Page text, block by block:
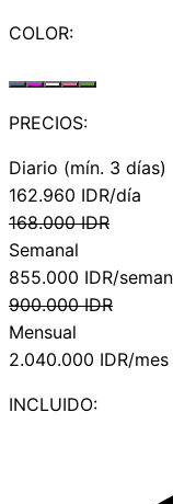
COLOR:
PRECIOS:
Diario (mín. 3 días)
162.960 IDR/día
168.000 IDR
Semanal
855.000 IDR/
900.000 IDR
Mensual
2.040.000 IDR/mes
INCLUIDO: